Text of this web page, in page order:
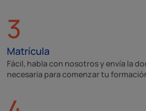
3
Matrícula
Fácil, habla con nosotros y envía la
necesaria para comenzar tu